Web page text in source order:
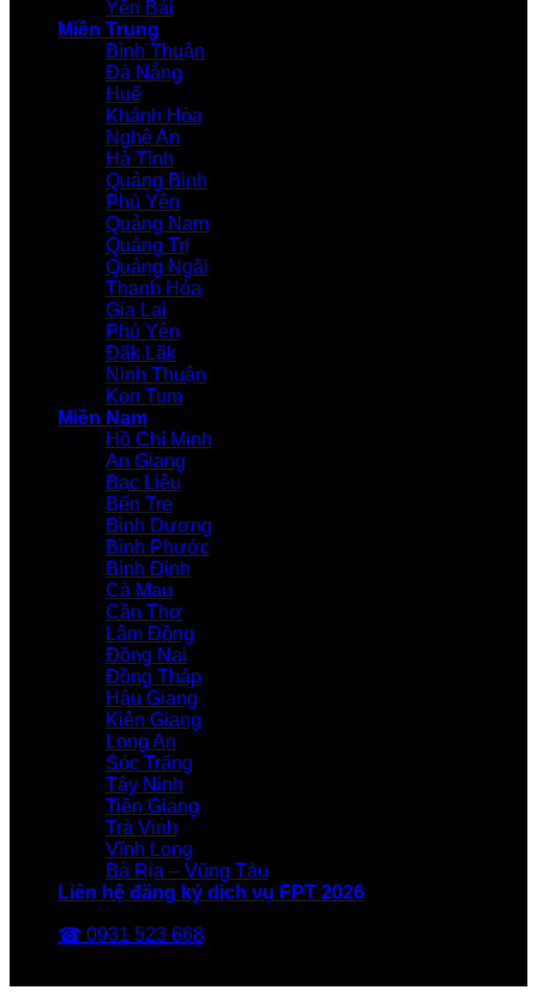
Yên Bái
Miền Trung
Bình Thuận
Đà Nẵng
Huế
Khánh Hòa
Nghệ An
Hà Tĩnh
Quảng Bình
Phú Yên
Quảng Nam
Quảng Trị
Quảng Ngãi
Thanh Hóa
Gia Lai
Phú Yên
Đăk Lăk
Ninh Thuận
Kon Tum
Miền Nam
Hồ Chí Minh
An Giang
Bạc Liêu
Bến Tre
Bình Dương
Bình Phước
Bình Định
Cà Mau
Cần Thơ
Lâm Đồng
Đồng Nai
Đồng Tháp
Hậu Giang
Kiên Giang
Long An
Sóc Trăng
Tây Ninh
Tiền Giang
Trà Vinh
Vĩnh Long
Bà Rịa – Vũng Tàu
Liên hệ đăng ký dịch vụ FPT 2026
☎ 0931 523 668